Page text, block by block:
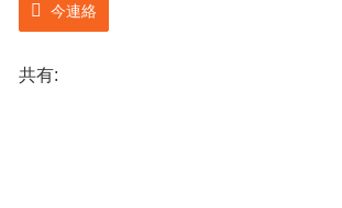
今連絡
共有: